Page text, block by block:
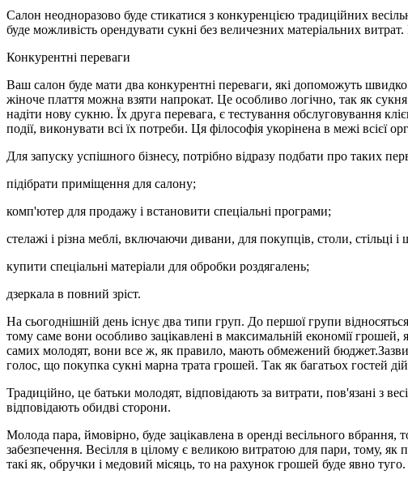
Салон неодноразово буде стикатися з конкуренцією традиційних
буде можливість орендувати сукні без величезних матеріальних
Конкурентні переваги
Ваш салон буде мати два конкурентні переваги, які допоможуть
жіноче плаття можна взяти напрокат. Це особливо логічно, так як
надіти нову сукню. Їх друга перевага, є тестування обслуговування
події, виконувати всі їх потреби. Ця філософія укорінена в межі всієї
Для запуску успішного бізнесу, потрібно відразу подбати про таких
підібрати приміщення для салону;
комп'ютер для продажу і встановити спеціальні програми;
стелажі і різна меблі, включаючи дивани, для покупців, столи, стільці і
купити спеціальні матеріали для обробки роздягалень;
дзеркала в повний зріст.
На сьогоднішній день існує два типи груп. До першої групи
тому саме вони особливо зацікавлені в максимальній економії
самих молодят, вони все ж, як правило, мають обмежений
голос, що покупка сукні марна трата грошей. Так як багатьох гостей
Традиційно, це батьки молодят, відповідають за витрати, пов'язані з
відповідають обидві сторони.
Молода пара, ймовірно, буде зацікавлена в оренді весільного
забезпечення. Весілля в цілому є великою витратою для пари, тому,
такі як, обручки і медовий місяць, то на рахунок грошей буде явно туго.